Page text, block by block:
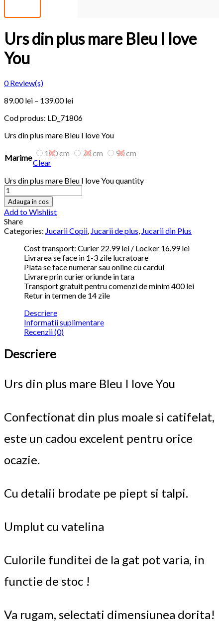
Urs din plus mare Bleu I love
You
0Review(s)
89.00lei – 139.00lei
Cod produs: LD_71806
Urs din plus mare Bleu I love You
Marime 100 cm 70 cm
90 cm
Clear
Urs din plus mare Bleu I love You quantity
Adauga in cos
Add to Wishlist
Share
Categories: Jucarii Copii, Jucarii de plus, Jucarii din Plus
Cost transport: Curier 22.99 lei / Locker 16.99 lei
Livrarea se face in 1-3 zile lucratoare
Plata se face numerar sau online cu cardul
Livrare prin curier oriunde in tara
Transport gratuit pentru comenzi de minim 400 lei
Retur in termen de 14 zile
Descriere
Informatii suplimentare
Recenzii (0)
Descriere
Urs din plus mare Bleu I love You
Confectionat din plus moale si catifelat,
este un cadou excelent pentru orice
ocazie.
Cu detalii brodate pe piept si talpi.
Umplut cu vatelina
Culorile funditei de la gat pot varia, in
functie de stoc !
Va rugam, selectati dimensiunea dorita!